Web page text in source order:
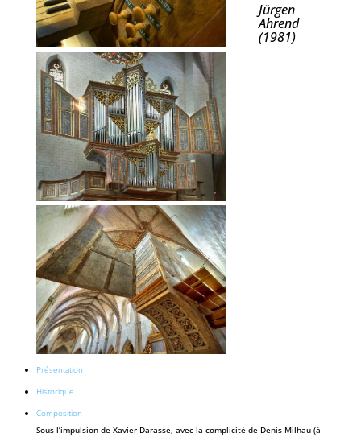
Jürgen
Ahrend
(1981)
Présentation
Historique
Composition
Sous l’impulsion de Xavier Darasse, avec la complicité de Denis Milhau (à